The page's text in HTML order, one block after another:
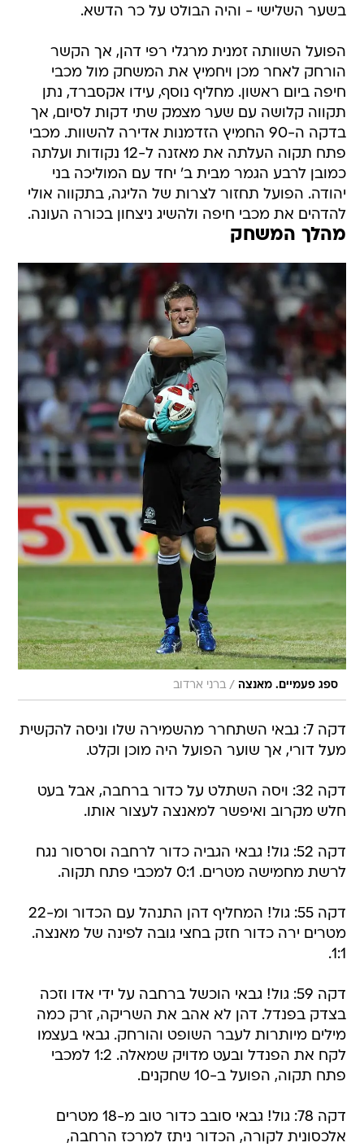
בשער השלישי - והיה הבולט על כר הדשא.
הפועל השוותה זמנית מרגלי רפי דהן, אך הקשר
הורחק לאחר מכן ויחמיץ את המשחק מול מכבי
חיפה ביום ראשון. מחליף נוסף, עידו אקסברד, נתן
תקווה קלושה עם שער מצמק שתי דקות לסיום, אך
בדקה ה-90 החמיץ הזדמנות אדירה להשוות. מכבי
פתח תקוה העלתה את מאזנה ל-12 נקודות ועלתה
כמובן לרבע הגמר מבית ב' יחד עם המוליכה בני
יהודה. הפועל תחזור לצרות של הליגה, בתקווה אולי
להדהים את מכבי חיפה ולהשיג ניצחון בכורה העונה.
מהלך המשחק
ספג פעמיים. מאנצה / ברני ארדוב
דקה 7: גבאי השתחרר מהשמירה שלו וניסה להקשית
מעל דורי, אך שוער הפועל היה מוכן וקלט.
דקה 32: ויסה השתלט על כדור ברחבה, אבל בעט
חלש מקרוב ואיפשר למאנצה לעצור אותו.
דקה 52: גול! גבאי הגביה כדור לרחבה וסרסור נגח
לרשת מחמישה מטרים. 0:1 למכבי פתח תקוה.
דקה 55: גול! המחליף דהן התנהל עם הכדור ומ-22
מטרים ירה כדור חזק בחצי גובה לפינה של מאנצה.
1:1.
דקה 59: גול! גבאי הוכשל ברחבה על ידי אדו וזכה
בצדק בפנדל. דהן לא אהב את השריקה, זרק כמה
מילים מיותרות לעבר השופט והורחק. גבאי בעצמו
לקח את הפנדל ובעט מדויק שמאלה. 1:2 למכבי
פתח תקוה, הפועל ב-10 שחקנים.
דקה 78: גול! גבאי סובב כדור טוב מ-18 מטרים
אלכסונית לקורה, הכדור ניתז למרכז הרחבה,